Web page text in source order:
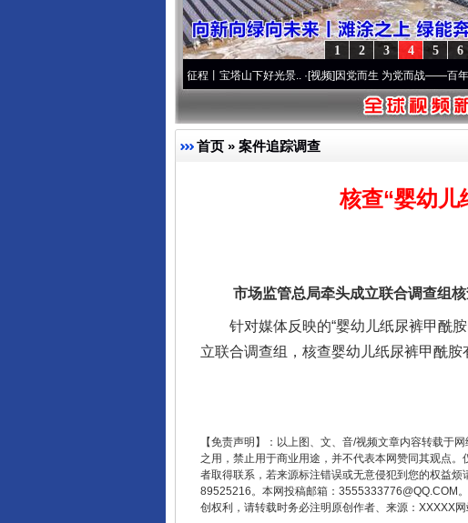
6
5
4
3
2
1
牢记初心使命 奋进复兴征程丨宝塔山下好光景..·[视频]因党而生 为党而战——百年“纪”事⑧
首页 » 案件追踪调查
核查“婴幼儿
市场监管总局牵头成立联合调查组核
针对媒体反映的“婴幼儿纸尿裤甲酰胺
立联合调查组，核查婴幼儿纸尿裤甲酰
【免责声明】：以上图、文、音/视频文章内容转载于
之用，禁止用于商业用途，并不代表本网赞同其观点
者取得联系，若来源标注错误或无意侵犯到您的权益
89525216。本网投稿邮箱：3555333776@QQ.COM
创权利，请转载时务必注明原创作者、来源：XXXXX网
千年窑火 生生不息
揭开“小金库”的免责幌子